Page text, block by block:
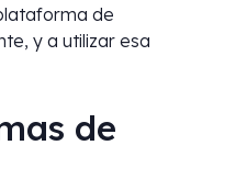
de
y a utilizar esa
de